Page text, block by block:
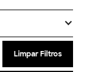
Limpar Filtros